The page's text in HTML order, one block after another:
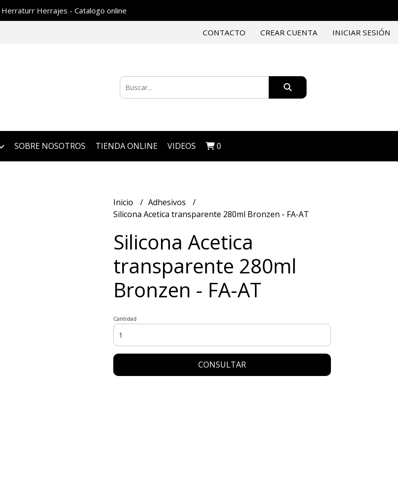
Herraturr Herrajes - Catalogo online
CONTACTO CREAR CUENTA INICIAR SESIÓN
SOBRE NOSOTROS TIENDA ONLINE VIDEOS 0
Inicio
Adhesivos
Silicona Acetica transparente 280ml Bronzen - FA-AT
Silicona Acetica
transparente 280ml
Bronzen - FA-AT
Cantidad
CONSULTAR